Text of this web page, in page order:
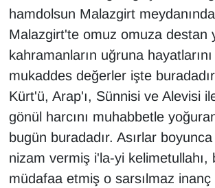
hamdolsun Malazgirt
Malazgirt'te omuz omuza destan
kahramanların uğruna
mukaddes değerler işte
Kürt'ü, Arap'ı, Sünnisi ve Alevisi
gönül harcını muhabbetle
bugün buradadır. Asırlar
nizam vermiş i'la-yi kelimetullahı,
müdafaa etmiş o sarsılmaz inanç